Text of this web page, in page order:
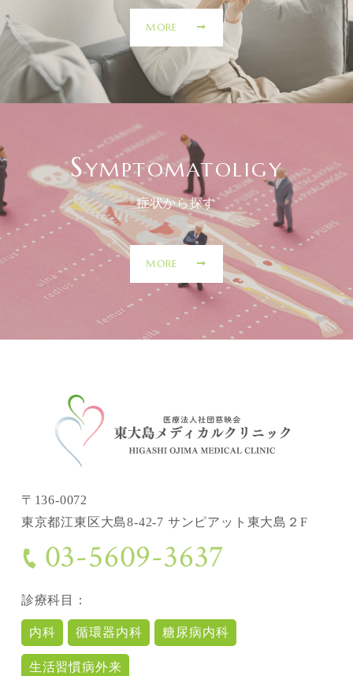
MORE
SYMPTOMATOLIGY
症状から探す
MORE
〒136-0072
東京都江東区大島8-42-7 サンピアット東大島２F
03-5609-3637
診療科目：
内科 循環器内科 糖尿病内科
生活習慣病外来